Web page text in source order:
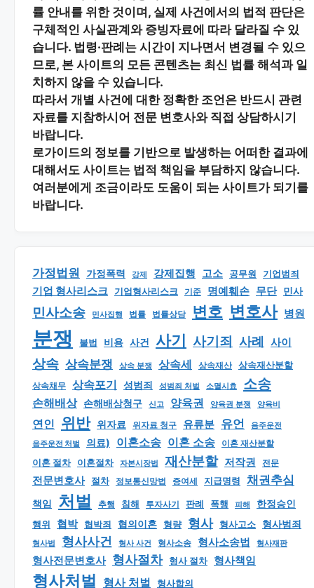
률 안내 를 위한 것이며, 실제 사건에서의 법적 판단은
구체적인 사실관계와 증빙자료에 따라 달라질 수 있
습니다. 법령·판례는 시간이 지나면서 변경될 수 있으
므로, 본 사이트의 모든 콘텐츠는 최신 법률 해석과 일
치하지 않을 수 있습니다.
따라서 개별 사건에 대한 정확한 조언은 반드시 관련
자료를 지참하시어 전문 변호사와 직접 상담하시기
바랍니다.
로가이드의 정보를 기반으로 발생하는 어떠한 결과에
대해서도 사이트는 법적 책임을 부담하지 않습니다.
여러분에게 조금이라도 도움이 되는 사이트가 되기를
바랍니다.
가정법원 가정폭력 강제 강제집행 고소 공무원 기업범죄
기업 형사리스크 기업형사리스크 기준 명예훼손 무단 민사
민사소송 민사집행 법률 법률상담 변호 변호사 병원
분쟁 불법 비용 사건 사기 사기죄 사례 사이
상속 상속분쟁 상속 분쟁 상속세 상속재산 상속재산분할
상속채무 상속포기 성범죄 성범죄 처벌 소멸시효 소송
손해배상 손해배상청구 신고 양육권 양육권 분쟁 양육비
연인 위반 위자료 위자료 청구 유류분 유언 음주운전
음주운전 처벌 의료) 이혼소송 이혼 소송 이혼 재산분할
이혼 절차 이혼절차 자본시장법 재산분할 저작권 전문
전문변호사 절차 정보통신망법 증여세 지급명령 채권추심
책임 처벌 추행 침해 투자사기 판례 폭행 피해 한정승인
행위 협박 협박죄 협의이혼 형량 형사 형사고소 형사범죄
형사법 형사사건 형사 사건 형사소송 형사소송법 형사재판
형사전문변호사 형사절차 형사 절차 형사책임
형사처벌 형사 처벌 형사합의